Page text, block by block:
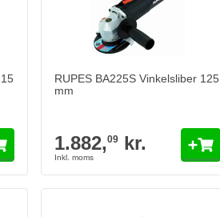
RUPES BA225S Vinkelsliber 125
mm
1.882,09 kr.